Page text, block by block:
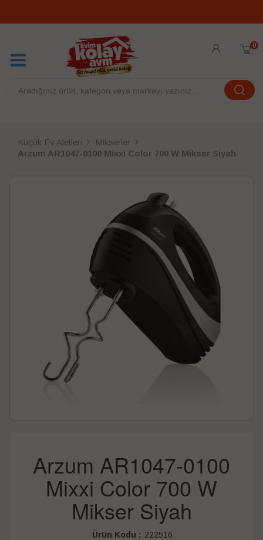
0
Küçük Ev Aletleri
Mikserler
Arzum AR1047-0100 Mixxi Color 700 W Mikser Siyah
Arzum AR1047-0100
Mixxi Color 700 W
Mikser Siyah
Ürün Kodu : 222516